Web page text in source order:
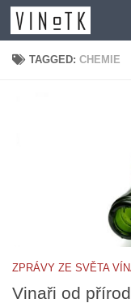
Skip to content
TAGGED:CHEMIE
ZPRÁVY ZE SVĚTA
Vinaři od